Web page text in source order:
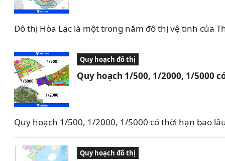
Đô thị Hòa Lạc là một trong năm đô thị vệ tinh của
Quy hoạch đô thị
Quy hoạch 1/500, 1/2000, 1/5000
Quy hoạch 1/500, 1/2000, 1/5000 có thời hạn bao
Quy hoạch đô thị